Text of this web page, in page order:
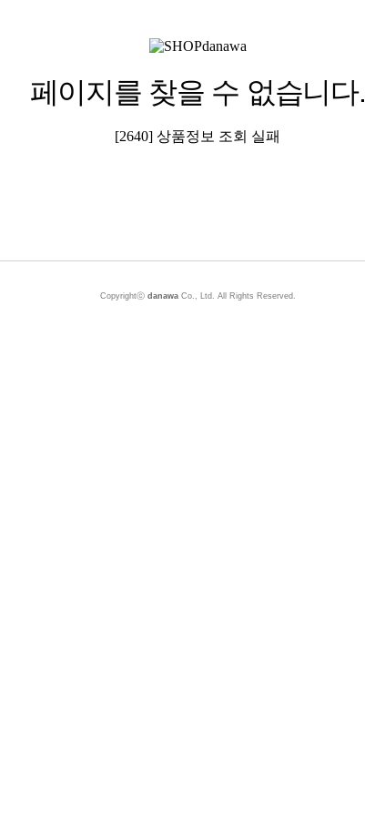
페이지를 찾을 수 없습니다.
[2640] 상품정보 조회 실패
Copyrightⓒ danawaCo., Ltd. All Rights Reserved.